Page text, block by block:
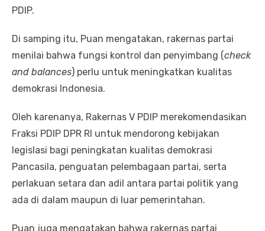
PDIP.
Di samping itu, Puan mengatakan, rakernas partai
menilai bahwa fungsi kontrol dan penyimbang (check
and balances) perlu untuk meningkatkan kualitas
demokrasi Indonesia.
Oleh karenanya, Rakernas V PDIP merekomendasikan
Fraksi PDIP DPR RI untuk mendorong kebijakan
legislasi bagi peningkatan kualitas demokrasi
Pancasila, penguatan pelembagaan partai, serta
perlakuan setara dan adil antara partai politik yang
ada di dalam maupun di luar pemerintahan.
Puan juga mengatakan bahwa rakernas partai